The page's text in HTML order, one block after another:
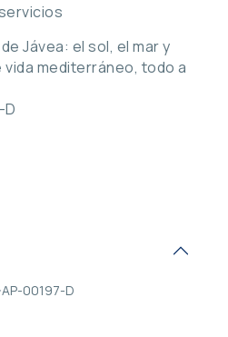
Jávea: el sol, el mar y
mediterráneo, todo a
AP-00197-D